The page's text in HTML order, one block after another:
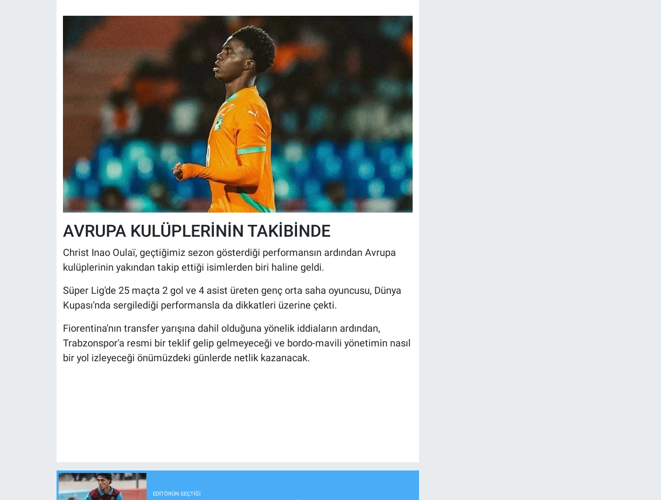
AVRUPA KULÜPLERİNİN TAKİBİNDE
Christ Inao Oulaï, geçtiğimiz sezon gösterdiği performansın ardından Avrupa
kulüplerinin yakından takip ettiği isimlerden biri haline geldi.
Süper Lig'de 25 maçta 2 gol ve 4 asist üreten genç orta saha oyuncusu, Dünya
Kupası'nda sergilediği performansla da dikkatleri üzerine çekti.
Fiorentina'nın transfer yarışına dahil olduğuna yönelik iddiaların ardından,
Trabzonspor'a resmi bir teklif gelip gelmeyeceği ve bordo-mavili yönetimin nasıl
bir yol izleyeceği önümüzdeki günlerde netlik kazanacak.
EDITÖRÜN SEÇTIĞI